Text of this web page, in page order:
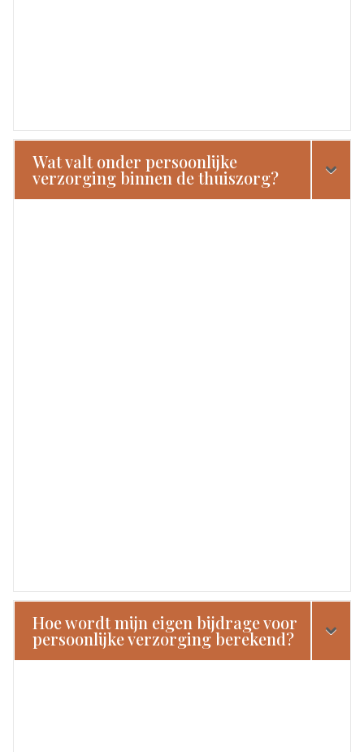
Wat valt onder persoonlijke
verzorging binnen de thuiszorg?
Hoe wordt mijn eigen bijdrage voor
persoonlijke verzorging berekend?